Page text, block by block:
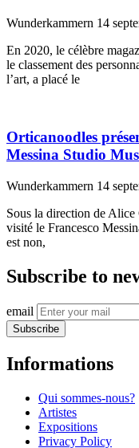
Wunderkammern 14
En 2020, le célèbre
le classement des
l’art, a placé le
Orticanoodles
Messina Studio
Wunderkammern 14
Sous la direction de
visité le Francesco
est non,
Subscribe to
email
Subscribe
Informations
Qui sommes-nous?
Artistes
Expositions
Privacy Policy